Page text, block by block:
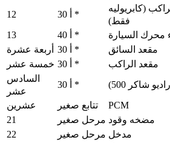
12
30 أ *
(كابريوليه
فقط)
13
40 أ *
محرك السيارة
أربعة عشرة
30 أ *
مقعد السائق
خمسة عشر
30 أ *
مقعد الراكب
السادس
عشر
30 أ *
شاكر 500)
عشرين
تتابع صغير
PCM
21
مرحل صغير مضخه وقود
22
مرحل صغير مدخل